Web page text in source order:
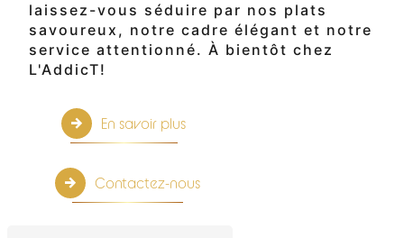
laissez-vous séduire par nos plats
savoureux, notre cadre élégant et notre
service attentionné. À bientôt chez
L'AddicT!
En savoir plus
Contactez-nous